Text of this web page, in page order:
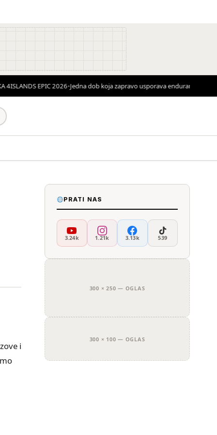
EPIC 2026•Jedna dob koja zapravo usporava endurance bicikliste
i
PRATI NAS
3.24k 1.21k 3.13k 539
300 × 250 — OGLAS
300 × 100 — OGLAS